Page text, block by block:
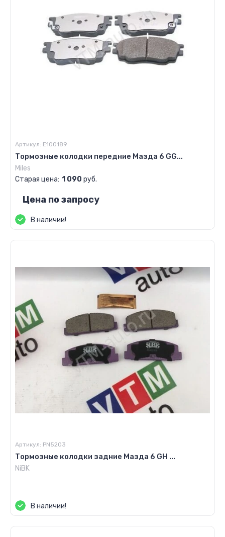
Артикул: E100189
Тормозные колодки передние Мазда 6 GG...
Miles
Старая цена: 1 090 руб.
Цена по запросу
В наличии!
Артикул: PN5203
Тормозные колодки задние Мазда 6 GH ...
NiBK
В наличии!